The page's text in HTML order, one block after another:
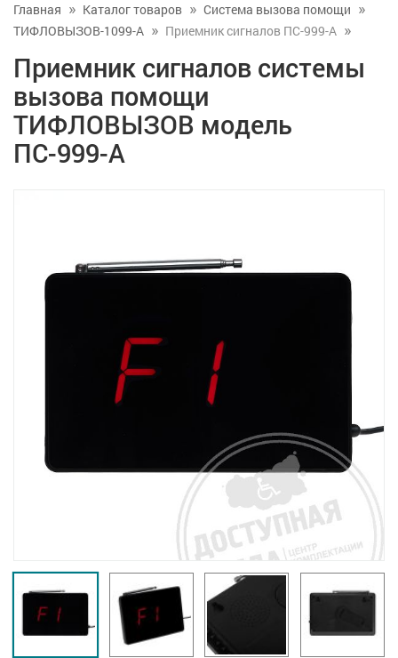
Главная Каталог товаров
Система вызова помощи
ТИФЛОВЫЗОВ-1099-A
Приемник сигналов ПС-999-A
Приемник сигналов системы
вызова помощи
ТИФЛОВЫЗОВ модель
ПС-999-A